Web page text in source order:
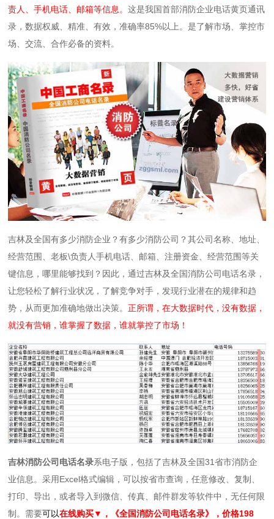
责人、手机电话、邮箱等信息。这是我国首部消防企业电话黄页通讯
录，数据权威、精准、有效，准确率85%以上。是了解市场、掌控市
场、交流、合作必备的资料。
吉林及全国有多少消防企业？有多少消防公司？其公司名称、地址、
经营范围、老板\负责人手机电话、邮箱、注册资金、经营范围等关
键信息，哪里能够找到？因此，通过吉林及全国消防公司电话名录，
让您轻松了解行业状况，了解竞争对手，发现行业潜在的规律和趋
势，从而更加准确地做出决策。正所谓，在大数据时代，没有数据，
就没有营销，谁掌握了数据，谁就掌控了市场！
吉林消防公司电话名录系电子版，包括了吉林及全国31省市消防企
业信息。采用Excel格式编辑，可以按省市查询，任意修改、复制、
打印、导出，或者导入到微信、传真、邮件群发等软件中，无任何限
制。需要可以在线购买▼， 《全国消防公司电话名录》
，价格198